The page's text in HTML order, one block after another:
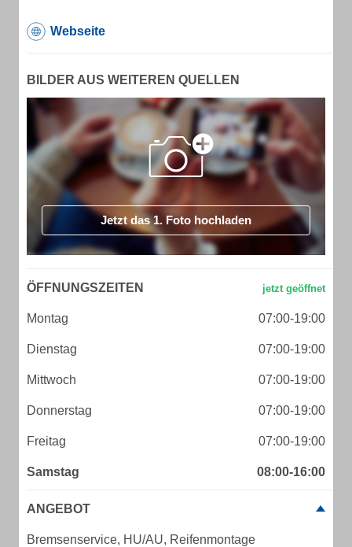
Webseite
BILDER AUS WEITEREN QUELLEN
Jetzt das 1. Foto hochladen
ÖFFNUNGSZEITEN
Montag 07:00-19:00
Dienstag 07:00-19:00
Mittwoch 07:00-19:00
Donnerstag 07:00-19:00
Freitag 07:00-19:00
Samstag 08:00-16:00
ANGEBOT
Bremsenservice, HU/AU, Reifenmontage